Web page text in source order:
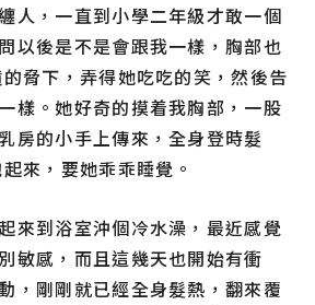
人，一直到小學二年級才敢一個
以後是不是會跟我一樣，胸部也
脅下，弄得她吃吃的笑，然後告
樣。她好奇的摸着我胸部，一股
房的小手上傳來，全身登時髮
來，要她乖乖睡覺。
來到浴室沖個冷水澡，最近感覺
敏感，而且這幾天也開始有衝
，剛剛就已經全身髮熱，翻來覆